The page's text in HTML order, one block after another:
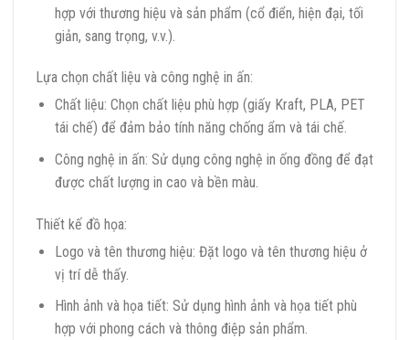
hợp với thương hiệu và sản phẩm (cổ điển, hiện đại, tối
giản, sang trọng, v.v.).
Lựa chọn chất liệu và công nghệ in ấn:
Chất liệu: Chọn chất liệu phù hợp (giấy Kraft, PLA, PET
tái chế) để đảm bảo tính năng chống ẩm và tái chế.
Công nghệ in ấn: Sử dụng công nghệ in ống đồng để đạt
được chất lượng in cao và bền màu.
Thiết kế đồ họa:
Logo và tên thương hiệu: Đặt logo và tên thương hiệu ở
vị trí dễ thấy.
Hình ảnh và họa tiết: Sử dụng hình ảnh và họa tiết phù
hợp với phong cách và thông điệp sản phẩm.